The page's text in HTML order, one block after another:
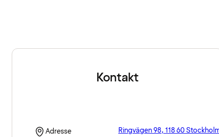
Kontakt
Adresse Ringvägen 98, 118 60